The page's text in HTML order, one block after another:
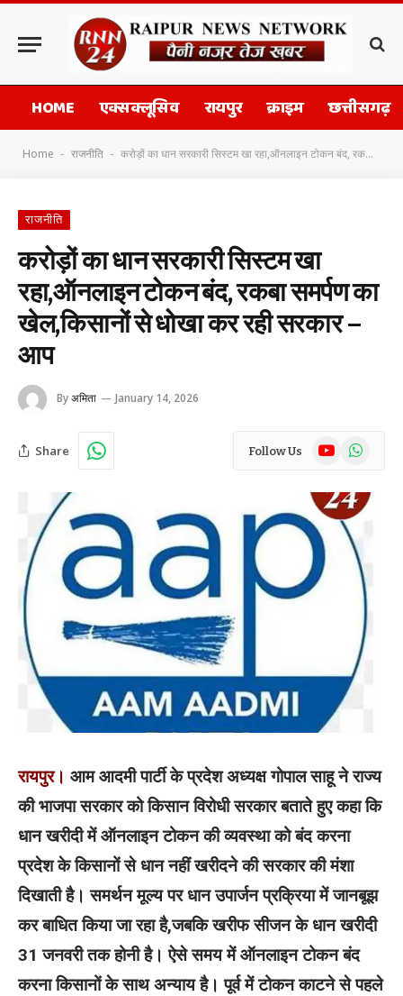
HOME एक्सक्लूसिव रायपुर क्राइम छत्तीसगढ़
Home - राजनीति - करोड़ों का धान सरकारी सिस्टम खा रहा,ऑनलाइन टोकन बंद, रकबा समर्पण का खेल,किसानों से धोखा कर रही सरकार – आप
राजनीति
करोड़ों का धान सरकारी सिस्टम खा
रहा,ऑनलाइन टोकन बंद, रकबा समर्पण का
खेल,किसानों से धोखा कर रही सरकार –
आप
Byअमिता January 14, 2026
Share Follow Us YouTubeWhatsApp
रायपुर। आम आदमी पार्टी के प्रदेश अध्यक्ष गोपाल साहू ने राज्य
की भाजपा सरकार को किसान विरोधी सरकार बताते हुए कहा कि
धान खरीदी में ऑनलाइन टोकन की व्यवस्था को बंद करना
प्रदेश के किसानों से धान नहीं खरीदने की सरकार की मंशा
दिखाती है। समर्थन मूल्य पर धान उपार्जन प्रक्रिया में जानबूझ
कर बाधित किया जा रहा है,जबकि खरीफ सीजन के धान खरीदी
31 जनवरी तक होनी है। ऐसे समय में ऑनलाइन टोकन बंद
करना किसानों के साथ अन्याय है। पूर्व में टोकन काटने से पहले